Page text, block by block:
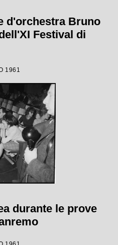
d'orchestra Bruno
Festival di
1961
durante le prove